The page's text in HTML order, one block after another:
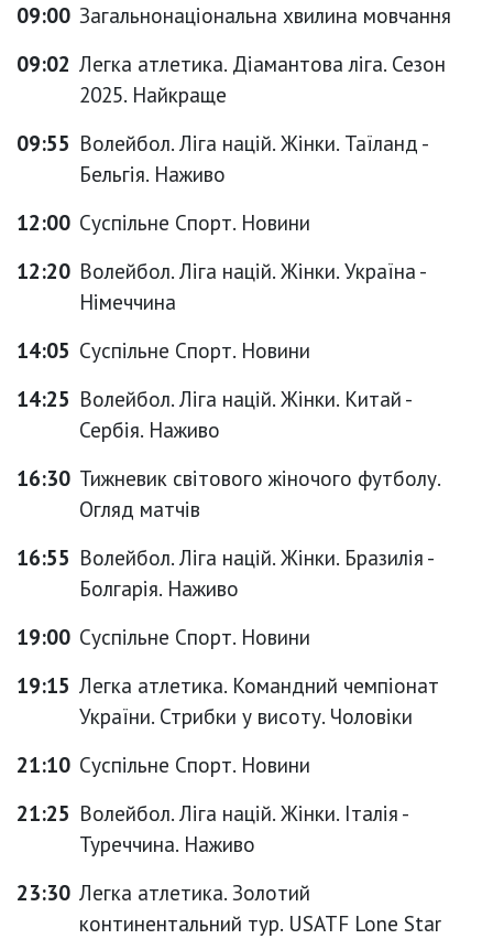
09:00 Загальнонаціональна хвилина мовчання
09:02 Легка атлетика. Діамантова ліга. Сезон
2025. Найкраще
09:55 Волейбол. Ліга націй. Жінки. Таїланд -
Бельгія. Наживо
12:00 Суспільне Спорт. Новини
12:20 Волейбол. Ліга націй. Жінки. Україна -
Німеччина
14:05 Суспільне Спорт. Новини
14:25 Волейбол. Ліга націй. Жінки. Китай -
Сербія. Наживо
16:30 Тижневик світового жіночого футболу.
Огляд матчів
16:55 Волейбол. Ліга націй. Жінки. Бразилія -
Болгарія. Наживо
19:00 Суспільне Спорт. Новини
19:15 Легка атлетика. Командний чемпіонат
України. Стрибки у висоту. Чоловіки
21:10 Суспільне Спорт. Новини
21:25 Волейбол. Ліга націй. Жінки. Італія -
Туреччина. Наживо
23:30 Легка атлетика. Золотий
континентальний тур. USATF Lone Star